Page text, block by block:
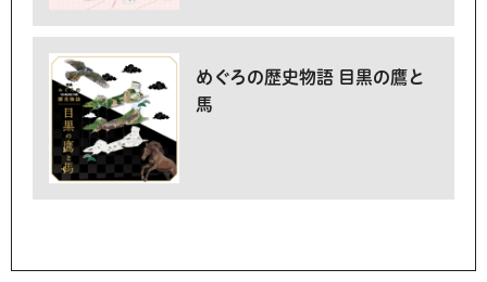
めぐろの歴史物語 目黒の鷹と
馬